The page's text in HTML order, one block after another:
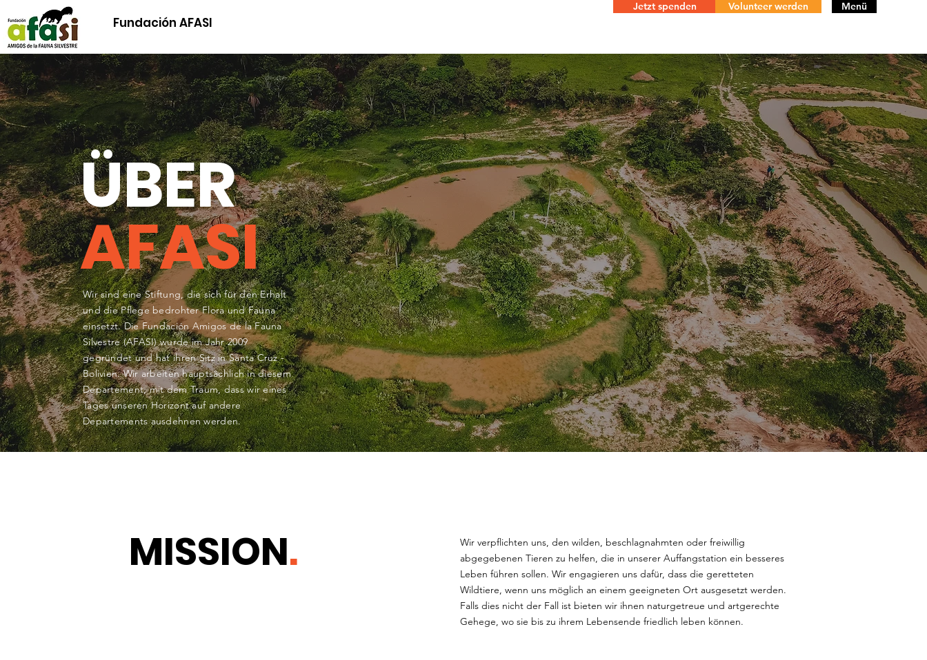
Menü
Jetzt spenden Volunteer werden
Fundación AFASI
ÜBER
AFASI
Wir sind eine Stiftung, die sich für den Erhalt
und die Pflege bedrohter Flora und Fauna
einsetzt.Die Fundación Amigos de la Fauna
Silvestre (AFASI) wurde im Jahr 2009
gegründet und hat ihren Sitz in Santa Cruz -
Bolivien. Wir arbeiten hauptsächlich in diesem
Departement, mit dem Traum, dass wir eines
Tages unseren Horizont auf andere
Departements ausdehnen werden.
MISSION.
Wir verpflichten uns, den wilden, beschlagnahmten oder freiwillig
abgegebenen Tieren zu helfen, die in unserer Auffangstation ein besseres
Leben führen sollen. Wir engagieren uns dafür, dass die geretteten
Wildtiere, wenn uns möglich an einem geeigneten Ort ausgesetzt werden.
Falls dies nicht der Fall ist bieten wir ihnen naturgetreue und artgerechte
Gehege, wo sie bis zu ihrem Lebensende friedlich leben können.